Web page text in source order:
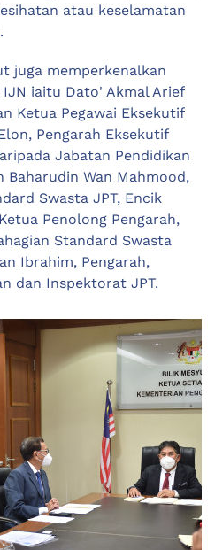
atau keselamatan
juga memperkenalkan
iaitu Dato' Akmal Arief
Ketua Pegawai Eksekutif
Pengarah Eksekutif
Jabatan Pendidikan
Baharudin Wan Mahmood,
Swasta JPT, Encik
Penolong Pengarah,
Standard Swasta
Ibrahim, Pengarah,
dan Inspektorat JPT.